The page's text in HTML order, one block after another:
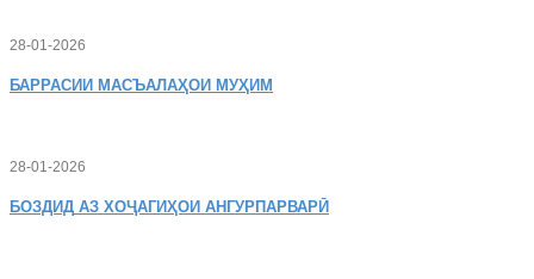
28-01-2026
БАРРАСИИ МАСЪАЛАҲОИ МУҲИМ
28-01-2026
БОЗДИД АЗ ХОҶАГИҲОИ АНГУРПАРВАРӢ